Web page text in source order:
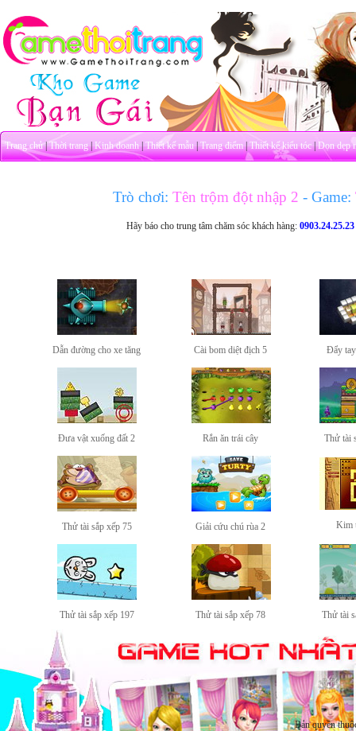
Trang chủ|Thời trang|Kinh doanh|Thiết kế mẫu|Trang điểm|Thiết kế kiểu tóc|Dọn dẹp
Trò chơi: Tên trộm đột nhập 2 - Game:
Hãy báo cho trung tâm chăm sóc khách hàng:0903.24.25.23
Dẫn đường cho xe tăng Cài bom diệt địch 5 Đẩy
Đưa vật xuống đất 2 Rắn ăn trái cây Thử tài
Thử tài sắp xếp 75 Giải cứu chú rùa 2 Kim
Thử tài sắp xếp 197 Thử tài sắp xếp 78 Thử tài
Bản quyền